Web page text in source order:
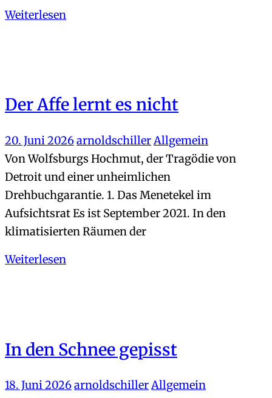
Weiterlesen
Der Affe lernt es nicht
20. Juni 2026arnoldschillerAllgemein
Von Wolfsburgs Hochmut, der Tragödie von
Detroit und einer unheimlichen
Drehbuchgarantie. 1. Das Menetekel im
Aufsichtsrat Es ist September 2021. In den
klimatisierten Räumen der
Weiterlesen
In den Schnee gepisst
18. Juni 2026arnoldschillerAllgemein